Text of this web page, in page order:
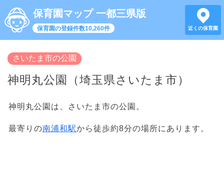
保育園マップ 一都三県版
保育園の登録件数10,260件 近くの保育園
さいたま市の公園
神明丸公園（埼玉県さいたま市）
神明丸公園は、さいたま市の公園。
最寄りの南浦和駅から徒歩約8分の場所にあります。